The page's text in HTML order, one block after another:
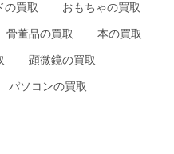
の買取 おもちゃの買取
骨董品の買取 本の買取
顕微鏡の買取
パソコンの買取